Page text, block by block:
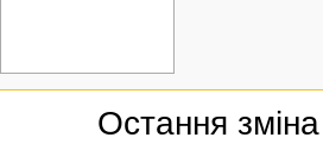
Остання